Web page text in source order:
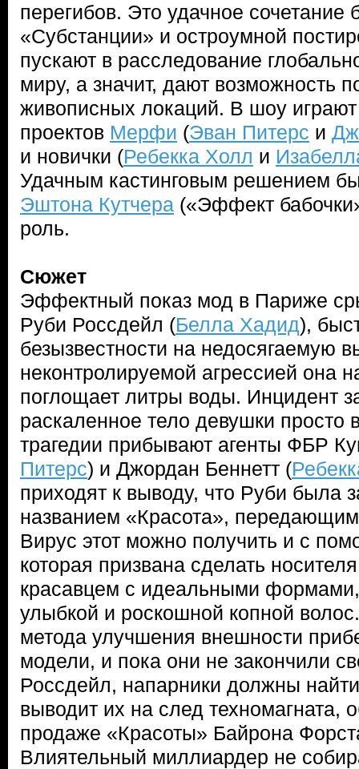
перегибов. Это удачное сочетание
«Субстанции» и остроумной
пускают в расследование
миру, а значит, дают возможность
живописных локаций. В шоу играют
проектов Мерфи (Эван Питерс и
и новички (Ребекка Холл и
Удачным кастинговым решением
Эштона Кутчера («Эффект
роль.
Сюжет
Эффектный показ мод в Париже
Руби Россдейл (Белла Хадид),
безызвестности на недосягаемую
неконтролируемой агрессией она
поглощает литры воды. Инцидент
раскаленное тело девушки просто
трагедии прибывают агенты ФБР
Питерс) и Джордан Беннетт (
приходят к выводу, что Руби была
названием «Красота»,
Вирус этот можно получить и с
которая призвана сделать
красавцем с идеальными формами,
улыбкой и роскошной копной
метода улучшения внешности
модели, и пока они не закончили
Россдейл, напарники должны
выводит их на след техномагната,
продаже «Красоты» Байрона
Влиятельный миллиардер не